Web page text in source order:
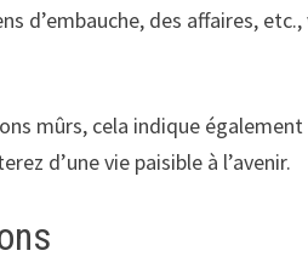
d’embauche, des affaires,
mûrs, cela indique
d’une vie paisible à l’avenir.